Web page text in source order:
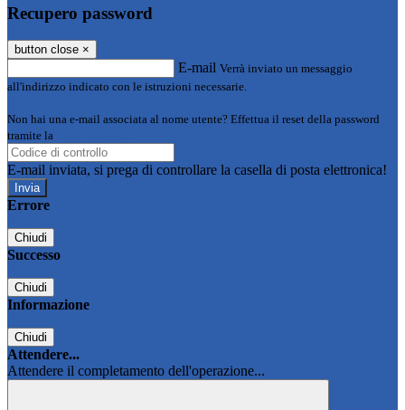
Recupero password
button close ×
E-mail Verrà inviato un messaggio
all'indirizzo indicato con le istruzioni necessarie.
Non hai una e-mail associata al nome utente? Effettua il reset della password
tramite la
E-mail inviata, si prega di controllare la casella di posta elettronica!
Errore
Chiudi
Successo
Chiudi
Informazione
Chiudi
Attendere...
Attendere il completamento dell'operazione...